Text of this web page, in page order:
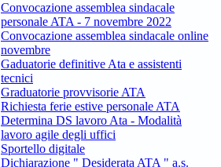
Convocazione assemblea sindacale
personale ATA - 7 novembre 2022
Convocazione assemblea sindacale online
novembre
Gaduatorie definitive Ata e assistenti
tecnici
Graduatorie provvisorie ATA
Richiesta ferie estive personale ATA
Determina DS lavoro Ata - Modalità
lavoro agile degli uffici
Sportello digitale
Dichiarazione " Desiderata ATA " a.s.